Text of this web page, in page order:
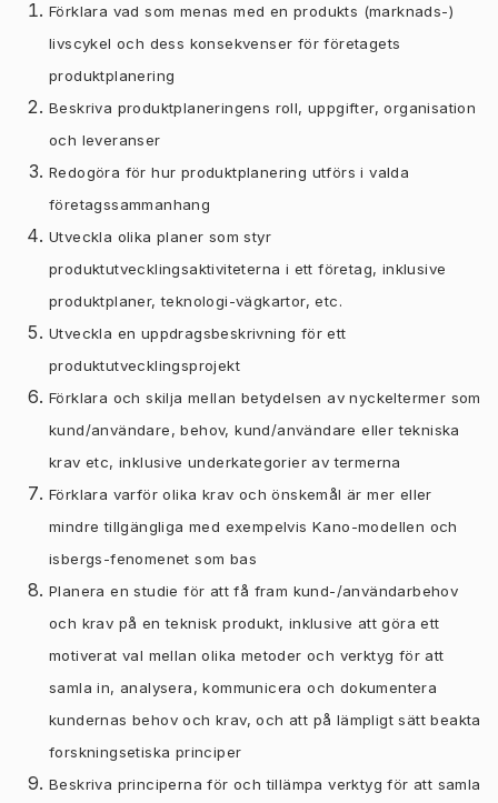
Förklara vad som menas med en produkts (marknads-)
livscykel och dess konsekvenser för företagets
produktplanering
Beskriva produktplaneringens roll, uppgifter, organisation
och leveranser
Redogöra för hur produktplanering utförs i valda
företagssammanhang
Utveckla olika planer som styr
produktutvecklingsaktiviteterna i ett företag, inklusive
produktplaner, teknologi-vägkartor, etc.
Utveckla en uppdragsbeskrivning för ett
produktutvecklingsprojekt
Förklara och skilja mellan betydelsen av nyckeltermer som
kund/användare, behov, kund/användare eller tekniska
krav etc, inklusive underkategorier av termerna
Förklara varför olika krav och önskemål är mer eller
mindre tillgängliga med exempelvis Kano-modellen och
isbergs-fenomenet som bas
Planera en studie för att få fram kund-/användarbehov
och krav på en teknisk produkt, inklusive att göra ett
motiverat val mellan olika metoder och verktyg för att
samla in, analysera, kommunicera och dokumentera
kundernas behov och krav, och att på lämpligt sätt beakta
forskningsetiska principer
Beskriva principerna för och tillämpa verktyg för att samla